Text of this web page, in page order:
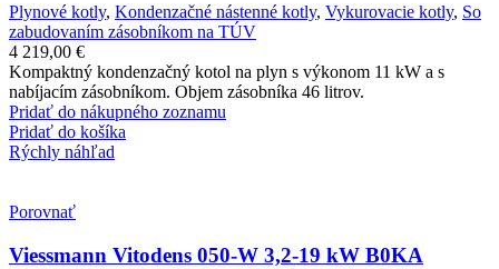
Plynové kotly, Kondenzačné nástenné kotly, Vykurovacie kotly, So
zabudovaním zásobníkom na TÚV
4 219,00 €
Kompaktný kondenzačný kotol na plyn s výkonom 11 kW a s
nabíjacím zásobníkom. Objem zásobníka 46 litrov.
Pridať do nákupného zoznamu
Pridať do košíka
Rýchly náhľad
Porovnať
Viessmann Vitodens 050-W 3,2-19 kW B0KA